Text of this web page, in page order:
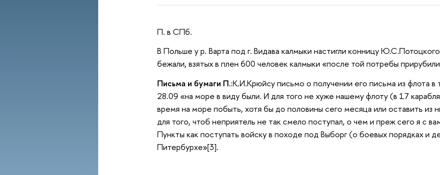
П. в СПб.
В Польше у р. Варта под г. Видава калмыки настигли конницу
бежали, взятых в плен 600 человек калмыки «после той потребы
Письма и бумаги П.:К.И.Крюйсу письмо о получении его письма из флота
28.09 «на море в виду были. И для того не хуже нашему флоту (в 17
время на море побыть, хотя бы до половины сего месяца или оставить из
для того, чтоб неприятель не так смело поступал, о чем и преж сего я с
Пункты как поступать войску в походе под Выборг (о боевых порядках и
Питербурхе»[3].